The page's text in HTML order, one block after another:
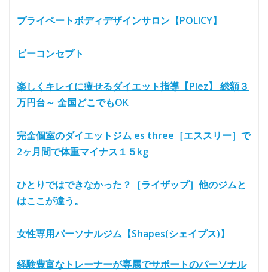
プライベートボディデザインサロン【POLICY】
ビーコンセプト
楽しくキレイに痩せるダイエット指導【Plez】 総額３
万円台～ 全国どこでもOK
完全個室のダイエットジム es three［エススリー］で
2ヶ月間で体重マイナス１５kg
ひとりではできなかった？［ライザップ］他のジムと
はここが違う。
女性専用パーソナルジム【Shapes(シェイプス)】
経験豊富なトレーナーが専属でサポートのパーソナル